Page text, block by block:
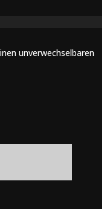
unverwechselbaren